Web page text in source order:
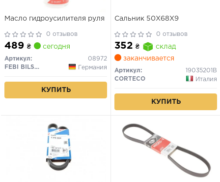
Масло гидроусилителя руля
0 отзывов
489 ₴ сегодня
Артикул:
08972
FEBI BILSTEIN
Германия
КУПИТЬ
Сальник 50X68X9
0 отзывов
352 ₴
склад
заканчивается
Артикул:
19035201B
CORTECO
Италия
КУПИТЬ